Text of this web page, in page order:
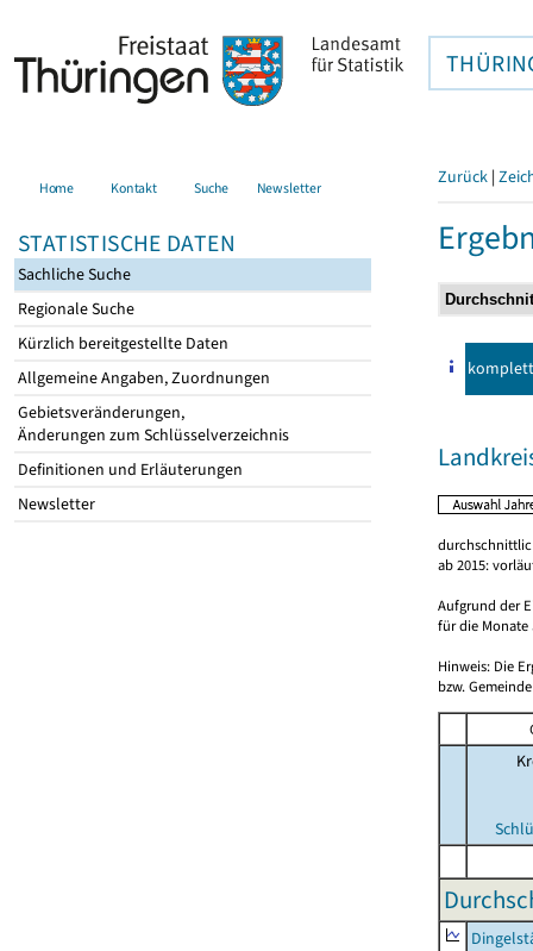
Home Kontakt Suche Newsletter
STATISTISCHE DATEN
Sachliche Suche
Regionale Suche
Kürzlich bereitgestellte Daten
Allgemeine Angaben, Zuordnungen
Gebietsveränderungen,
Änderungen zum Schlüsselverzeichnis
Definitionen und Erläuterungen
Newsletter
Zurück |
komplett
ab 2015:
Aufgrund der
für die Monate
Hinweis: Die
bzw.